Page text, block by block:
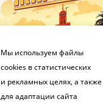
Мы используем файлы
cookies в статистических
и рекламных целях, а также
для адаптации сайта